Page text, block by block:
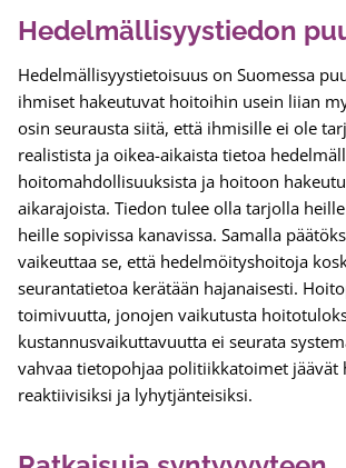
Hedelmällisyystiedon
Hedelmällisyystietoisuus on Suomessa
ihmiset hakeutuvat hoitoihin usein liian
osin seurausta siitä, että ihmisille ei ole
realistista ja oikea-aikaista tietoa
hoitomahdollisuuksista ja hoitoon
aikarajoista. Tiedon tulee olla tarjolla
heille sopivissa kanavissa. Samalla
vaikeuttaa se, että hedelmöityshoitoja
seurantatietoa kerätään hajanaisesti.
toimivuutta, jonojen vaikutusta
kustannusvaikuttavuutta ei seurata
vahvaa tietopohjaa politiikkatoimet jäävät
reaktiivisiksi ja lyhytjänteisiksi.